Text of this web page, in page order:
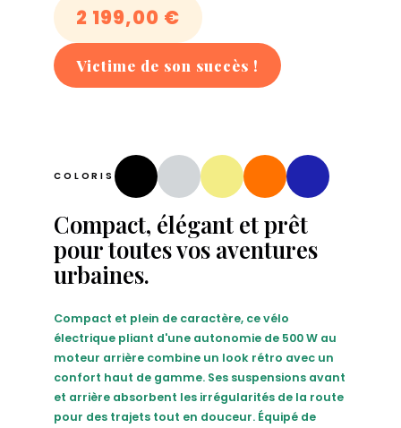
2 199,00 €
COLORIS
Compact, élégant et prêt
pour toutes vos aventures
urbaines.
Compact et plein de caractère, ce vélo
électrique pliant d'une autonomie de 500 W au
moteur arrière combine un look rétro avec un
confort haut de gamme. Ses suspensions avant
et arrière absorbent les irrégularités de la route
pour des trajets tout en douceur. Équipé de